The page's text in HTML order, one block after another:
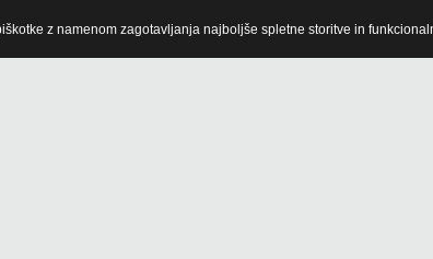
z namenom zagotavljanja najboljše spletne storitve in